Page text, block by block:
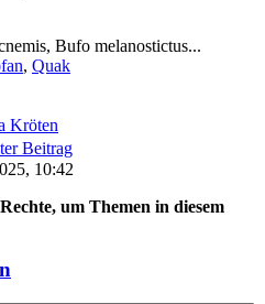
Bufo melanostictus...
, Quak
Kröten
Beitrag
10:42
um Themen in diesem